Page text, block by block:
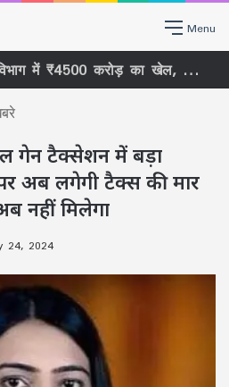
Menu
CM के जल संसाधन विभाग में ₹4500 करोड़ का खेल, सख्त नॉर्म्स से किसकी दुकान पर लगा ताला, सचिव को हटाने तक क्यों पहुंची लड़ाई?
गेन टैक्सेशन में बड़ा
पर अब लगेगी टैक्स की मार
नहीं मिलेगा
24, 2024